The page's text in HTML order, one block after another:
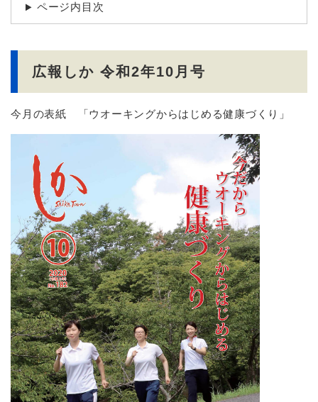
ページ内目次
広報しか 令和2年10月号
今月の表紙 「ウオーキングからはじめる健康づくり」